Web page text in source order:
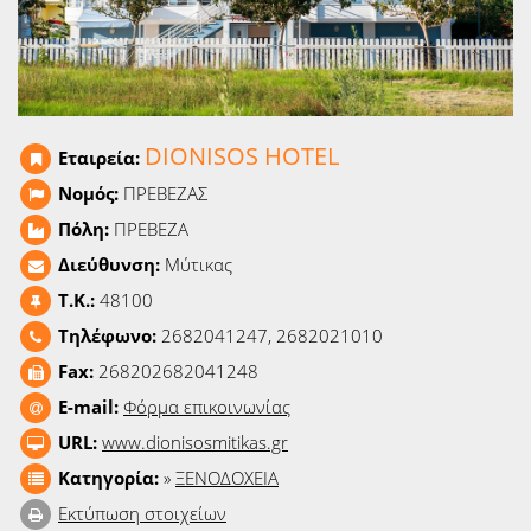
Ειδήσεις
Παιχνίδια
Ταινίες
Εταιρεία: DIONISOS HOTEL
Νομός: ΠΡΕΒΕΖΑΣ
Πόλη: ΠΡΕΒΕΖΑ
Διεύθυνση: Μύτικας
T.K.: 48100
Τηλέφωνο: 2682041247, 2682021010
Fax: 268202682041248
E-mail: Φόρμα επικοινωνίας
URL: www.dionisosmitikas.gr
Κατηγορία: » ΞΕΝΟΔΟΧΕΙΑ
Εκτύπωση στοιχείων